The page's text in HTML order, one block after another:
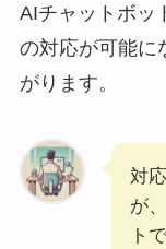
AIチャットボッ
の対応が可能に
がります。
対
が
ト